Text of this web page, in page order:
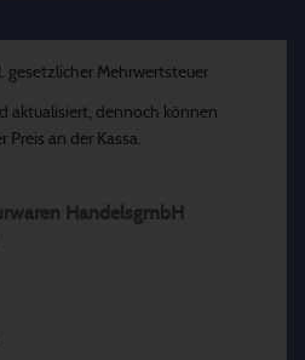
gesetzlicher Mehrwertsteuer
aktualisiert, dennoch können
Preis an der Kassa.
HandelsgmbH